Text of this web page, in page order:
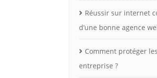
Réussir sur internet
d’une bonne agence
Comment protéger
entreprise ?